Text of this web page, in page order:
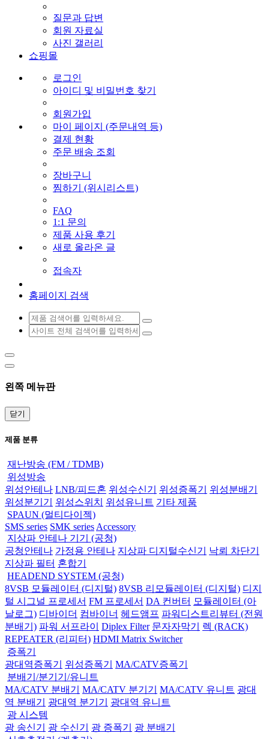
질문과 답변
회원 자료실
사진 갤러리
쇼핑몰
로그인
아이디 및 비밀번호 찾기
회원가입
마이 페이지 (주문내역 등)
결제 현황
주문 배송 조회
장바구니
찜하기 (위시리스트)
FAQ
1:1 문의
제품 사용 후기
새로 올라온 글
접속자
홈페이지 검색
왼쪽 메뉴판
닫기
제품 분류
재난방송 (FM / TDMB)
위성방송
위성안테나 LNB/피드혼 위성수신기 위성증폭기
위성분배기
위성분기기
위성스위치 위성유니트 기타 제품
SPAUN (멀티다이젝)
SMS series SMK series Accessory
지상파 안테나 기기 (공청)
공청안테나 가정용 안테나 지상파 디지털수신기
낙뢰 차단기
지상파 필터 혼합기
HEADEND SYSTEM (공청)
8VSB 모듈레이터 (디지털) 8VSB 리모듈레이터 (디지털) 디지
털 시그널 프로세서 FM 프로세서 DA 컨버터 모듈레이터 (아
날로그) 디바이더 컴바이너 헤드앰프 파워디스트리뷰터 (전원
분배기) 파워 서프라이 Diplex Filter 문자자막기
렉 (RACK)
REPEATER (리피터) HDMI Matrix Switcher
증폭기
광대역증폭기
위성증폭기
MA/CATV증폭기
분배기/분기기/유니트
MA/CATV 분배기
MA/CATV 분기기 MA/CATV 유니트 광대
역 분배기
광대역 분기기
광대역 유니트
광 시스템
광 송신기
광 수신기 광 증폭기
광 분배기